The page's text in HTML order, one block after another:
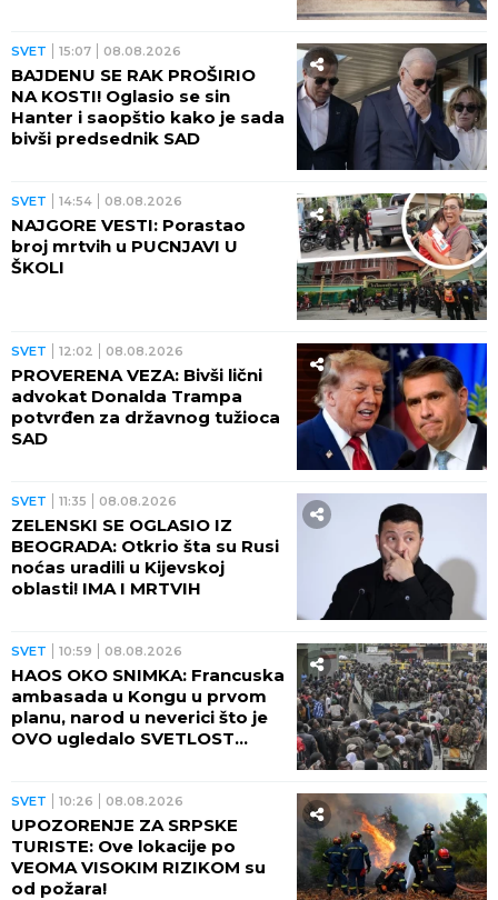
SVET 15:07 08.08.2026
BAJDENU SE RAK PROŠIRIO
NA KOSTI! Oglasio se sin
Hanter i saopštio kako je sada
bivši predsednik SAD
SVET 14:54 08.08.2026
NAJGORE VESTI: Porastao
broj mrtvih u PUCNJAVI U
ŠKOLI
SVET 12:02 08.08.2026
PROVERENA VEZA: Bivši lični
advokat Donalda Trampa
potvrđen za državnog tužioca
SAD
SVET 11:35 08.08.2026
ZELENSKI SE OGLASIO IZ
BEOGRADA: Otkrio šta su Rusi
noćas uradili u Kijevskoj
oblasti! IMA I MRTVIH
SVET 10:59 08.08.2026
HAOS OKO SNIMKA: Francuska
ambasada u Kongu u prvom
planu, narod u neverici što je
OVO ugledalo SVETLOST
SVET 10:26 08.08.2026
UPOZORENJE ZA SRPSKE
TURISTE: Ove lokacije po
VEOMA VISOKIM RIZIKOM su
od požara!